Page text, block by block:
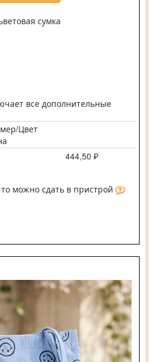
сумка
все дополнительные
Цвет
444,50 ₽
можно сдать в пристрой